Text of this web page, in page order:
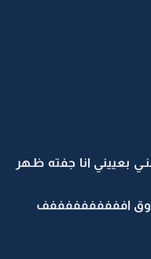
هنـي بعييني انا جفته ظـهر
اففففففففففف